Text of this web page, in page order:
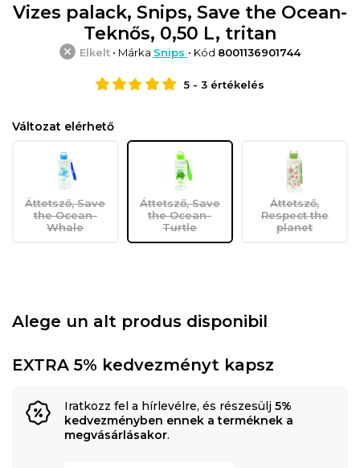
Vizes palack, Snips, Save the Ocean-
Teknős, 0,50 L, tritan
Elkelt• Márka Snips • Kód 8001136901744
5 - 3 értékelés
Változat elérhető
Áttetsző, Save
the Ocean-
Whale
Áttetsző, Save
the Ocean-
Turtle
Áttetsző,
Respect the
planet
Alege un alt produs disponibil
EXTRA 5% kedvezményt kapsz
Iratkozz fel a hírlevélre, és részesülj 5%
kedvezményben ennek a terméknek a
megvásárlásakor.